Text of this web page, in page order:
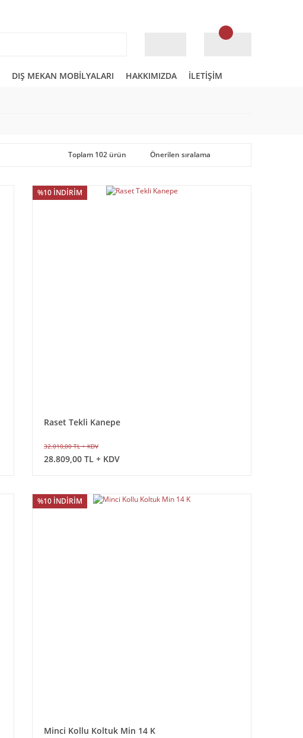
DIŞ MEKAN MOBİLYALARI HAKKIMIZDA İLETİŞİM
Toplam 102 ürün
%10 İNDİRİM
Raset Tekli Kanepe
32.010,00 TL + KDV
28.809,00 TL + KDV
%10 İNDİRİM
Minci Kollu Koltuk Min 14 K